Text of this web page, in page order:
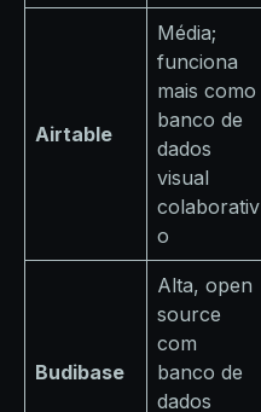
Airtable
Média;
funciona
mais como
banco de
dados
visual
colaborativ
o
Budibase
Alta, open
source
com
banco de
dados